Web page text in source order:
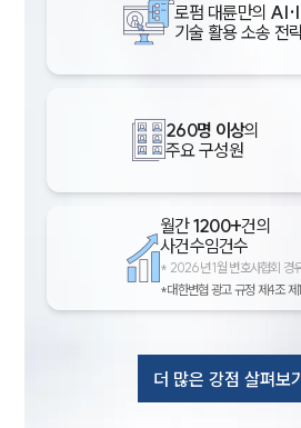
로펌 대륜만의
기술 활용 소송 전
260명 이상의
주요 구성원
월간1200+건의
사건수임건수
* 2026년 1월 변호사협회 경
*대한변협 광고 규정 제4조 제
더 많은 강점 살펴보